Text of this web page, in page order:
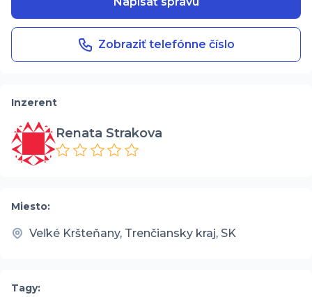
Inzerent
Renata Strakova
Zobraziť telefónne číslo
Miesto:
Veľké Kršteňany, Trenčiansky kraj, SK
Tagy: